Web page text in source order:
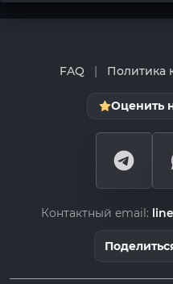
FAQ | Политика
Оценить
Контактный email: